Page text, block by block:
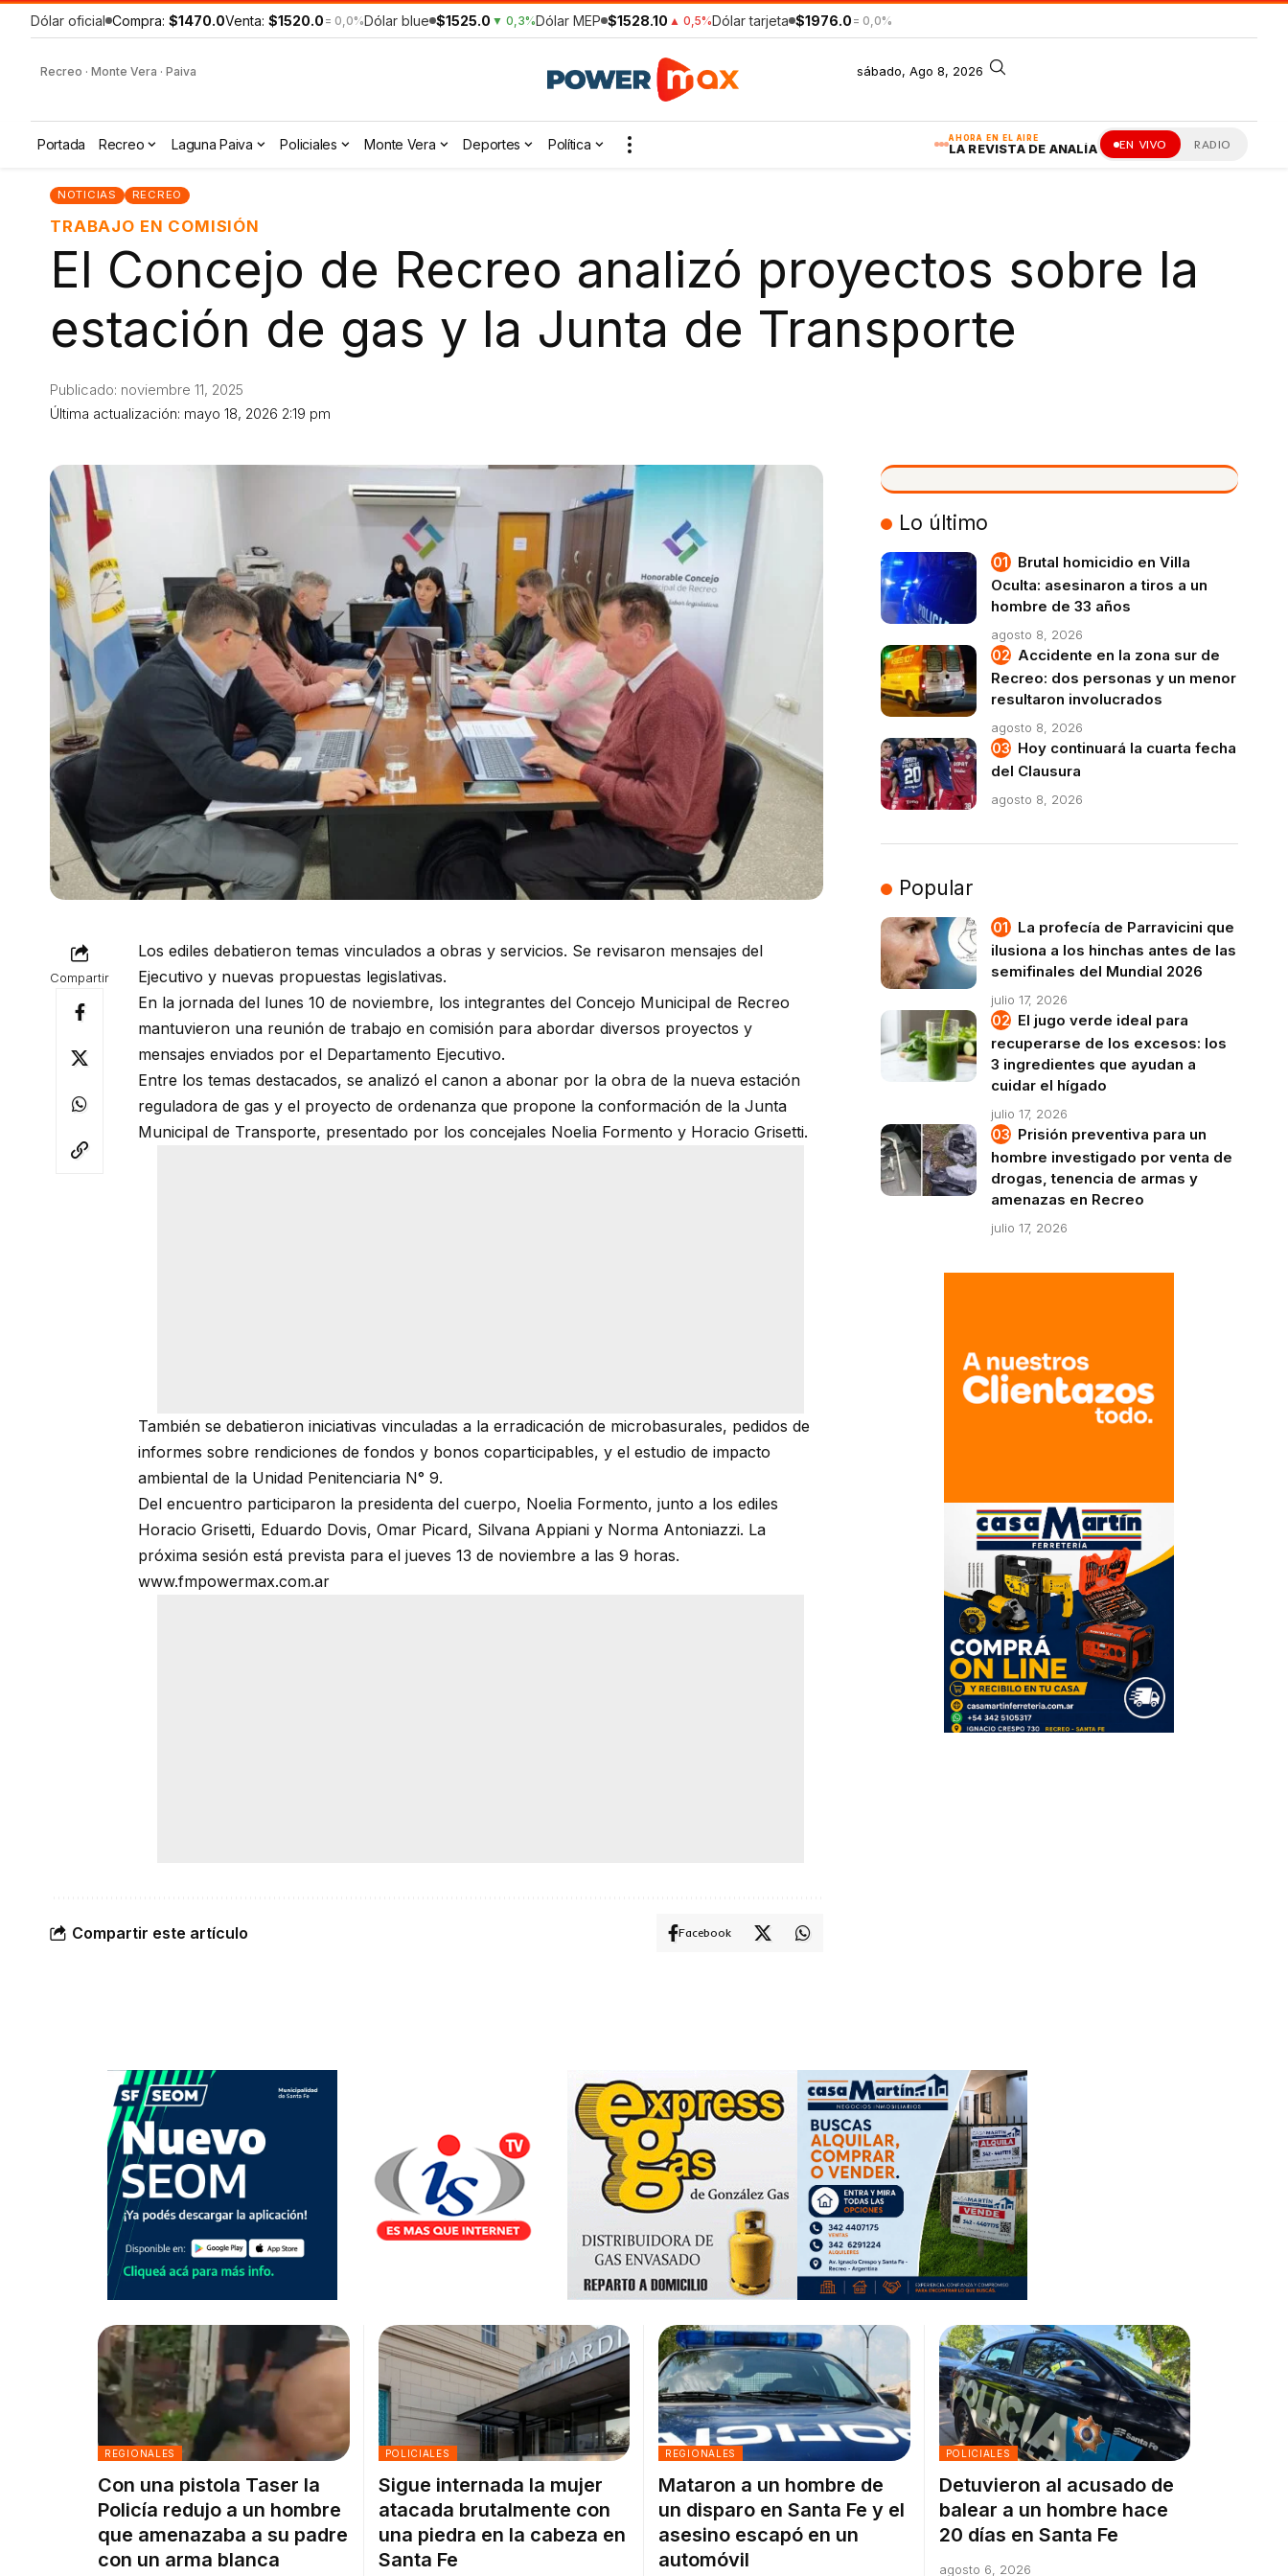
Dólar oficial Compra: $1470.0Venta: $1520.0 = 0,0%Dólar blue $1525.0 ▼ 0,3%Dólar MEP $1528.10 ▲ 0,5%Dólar tarjeta $1976.0 = 0,0%
Recreo · Monte Vera · Paiva sábado, Ago 8, 2026
AHORA EN EL AIRE
LA REVISTA DE ANALÍA EN VIVO RADIO
Portada Recreo Laguna Paiva Policiales Monte Vera Deportes Política
NOTICIAS RECREO
TRABAJO EN COMISIÓN
El Concejo de Recreo analizó proyectos sobre la
estación de gas y la Junta de Transporte
Última actualización: mayo 18, 2026 2:19 pm
Publicado: noviembre 11, 2025
Compartir
Los ediles debatieron temas vinculados a obras y servicios. Se revisaron mensajes del
Ejecutivo y nuevas propuestas legislativas.
En la jornada del lunes 10 de noviembre, los integrantes del Concejo Municipal de Recreo
mantuvieron una reunión de trabajo en comisión para abordar diversos proyectos y
mensajes enviados por el Departamento Ejecutivo.
Entre los temas destacados, se analizó el canon a abonar por la obra de la nueva estación
reguladora de gas y el proyecto de ordenanza que propone la conformación de la Junta
Municipal de Transporte, presentado por los concejales Noelia Formento y Horacio Grisetti.
También se debatieron iniciativas vinculadas a la erradicación de microbasurales, pedidos de
informes sobre rendiciones de fondos y bonos coparticipables, y el estudio de impacto
ambiental de la Unidad Penitenciaria N° 9.
Del encuentro participaron la presidenta del cuerpo, Noelia Formento, junto a los ediles
Horacio Grisetti, Eduardo Dovis, Omar Picard, Silvana Appiani y Norma Antoniazzi. La
próxima sesión está prevista para el jueves 13 de noviembre a las 9 horas.
www.fmpowermax.com.ar
Compartir este artículo Facebook
VIVO
Lo último
Brutal homicidio en Villa
Oculta: asesinaron a tiros a un
hombre de 33 años
agosto 8, 2026
Accidente en la zona sur de
Recreo: dos personas y un menor
resultaron involucrados
agosto 8, 2026
Hoy continuará la cuarta fecha
del Clausura
agosto 8, 2026
Popular
La profecía de Parravicini que
ilusiona a los hinchas antes de las
semifinales del Mundial 2026
julio 17, 2026
El jugo verde ideal para
recuperarse de los excesos: los
3 ingredientes que ayudan a
cuidar el hígado
julio 17, 2026
Prisión preventiva para un
hombre investigado por venta de
drogas, tenencia de armas y
amenazas en Recreo
julio 17, 2026
REGIONALES
Con una pistola Taser la
Policía redujo a un hombre
que amenazaba a su padre
con un arma blanca
POLICIALES
Sigue internada la mujer
atacada brutalmente con
una piedra en la cabeza en
Santa Fe
REGIONALES
Mataron a un hombre de
un disparo en Santa Fe y el
asesino escapó en un
automóvil
POLICIALES
Detuvieron al acusado de
balear a un hombre hace
20 días en Santa Fe
agosto 6, 2026